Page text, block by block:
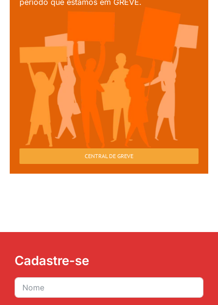
CENTRAL DE GREVE
Cadastre-se